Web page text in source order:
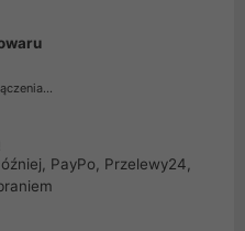
PayPo, Przelewy24,